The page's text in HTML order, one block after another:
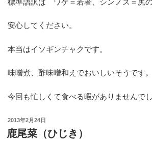
安心してください。
本当はイソギンチャクです。
味噌煮、酢味噌和えでおいしいそうです。
今回も忙しくて食べる暇がありませんで
投
稿
日:
2013年2月24日
鹿尾菜（ひじき）